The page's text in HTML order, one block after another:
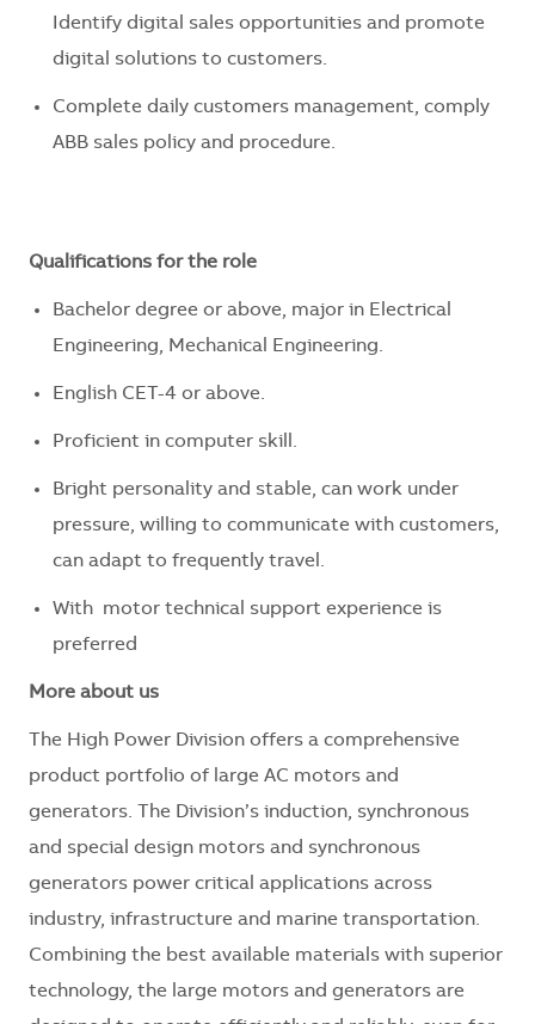
Identify digital sales opportunities and promote
digital solutions to customers.
Complete daily customers management, comply
ABB sales policy and procedure.
Qualifications for the role
Bachelor degree or above, major in Electrical
Engineering, Mechanical Engineering.
English CET-4 or above.
Proficient in computer skill.
Bright personality and stable, can work under
pressure, willing to communicate with customers,
can adapt to frequently travel.
With motor technical support experience is
preferred
More about us
The High Power Division offers a comprehensive
product portfolio of large AC motors and
generators. The Division’s induction, synchronous
and special design motors and synchronous
generators power critical applications across
industry, infrastructure and marine transportation.
Combining the best available materials with superior
technology, the large motors and generators are